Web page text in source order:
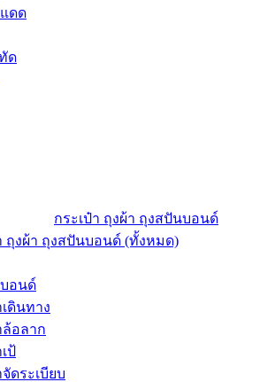
ดด
ด
กระเป๋า ถุงผ้า ถุงสปันบอนด์
ถุงผ้า ถุงสปันบอนด์ (ทั้งหมด)
อนด์
เดินทาง
ล้อลาก
ป้
จัดระเบียบ